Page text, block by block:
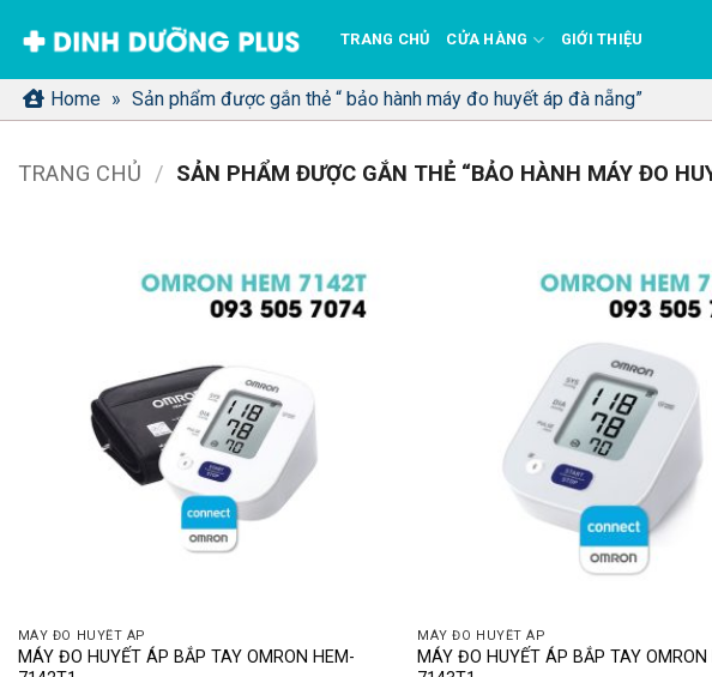
qua
nội
dung
TRANG CHỦ CỬA HÀNG GIỚI THIỆU
Home » Sản phẩm được gắn thẻ “ bảo hành máy đo huyết áp đà nẵng”
TRANG CHỦ / SẢN PHẨM ĐƯỢC GẮN THẺ “BẢO HÀNH MÁY ĐO
MÁY ĐO HUYẾT ÁP
MÁY ĐO HUYẾT ÁP BẮP TAY OMRON HEM-
MÁY ĐO HUYẾT ÁP
MÁY ĐO HUYẾT ÁP BẮP TAY OMRON